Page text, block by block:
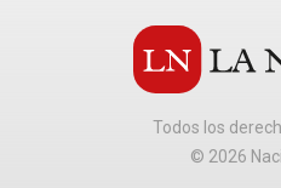
Todos los
© 2026